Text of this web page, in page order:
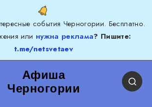
события Черногории. Бесплатно.
или нужна реклама? Пишите:
t.me/netsvetaev
Афиша
Черногории